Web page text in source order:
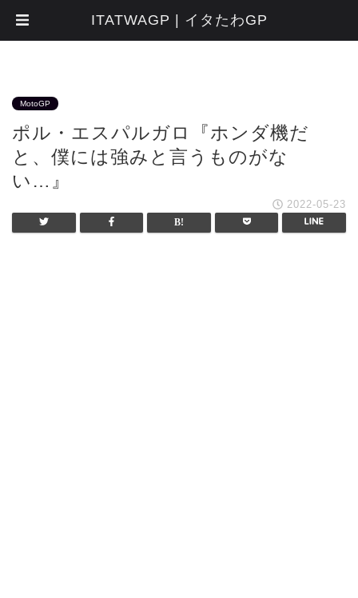
MotoGP
ポル・エスパルガロ『ホンダ機だ
と、僕には強みと言うものがな
い…』
2022-05-23
ITATWAGP | イタたわGP